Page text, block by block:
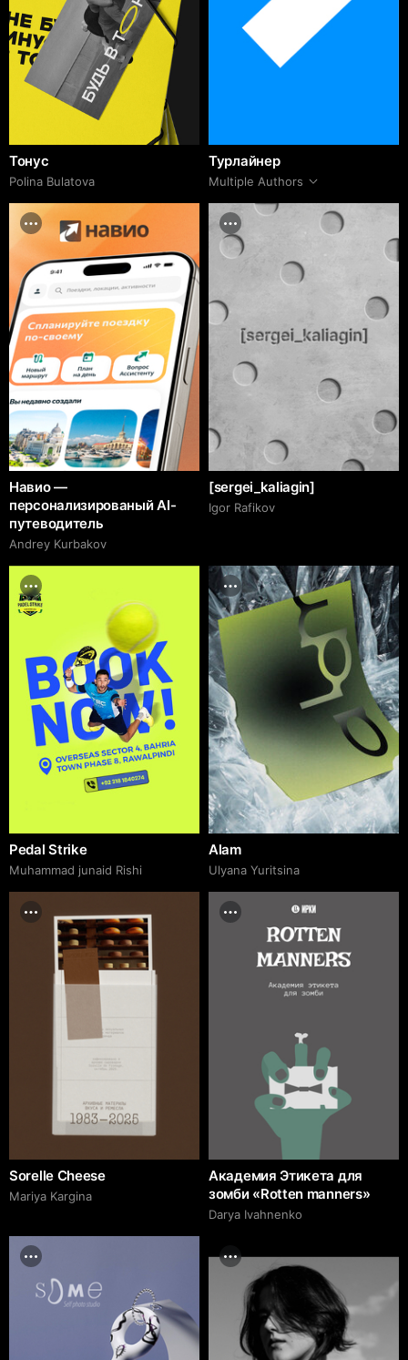
Тонус
Polina Bulatova
Турлайнер
Multiple Authors
Навио —
персонализированый AI-
путеводитель
Andrey Kurbakov
[sergei_kaliagin]
Igor Rafikov
Pedal Strike
Muhammad junaid Rishi
Alam
Ulyana Yuritsina
Sorelle Cheese
Mariya Kargina
Академия Этикета для
зомби «Rotten manners»
Darya Ivahnenko